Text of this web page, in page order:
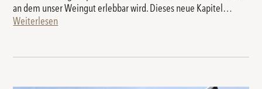
an dem unser Weingut erlebbar wird. Dieses neue Kapitel…
Weiterlesen